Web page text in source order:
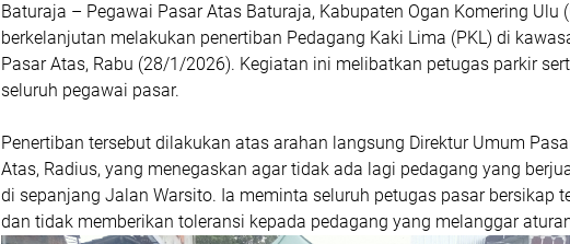
Baturaja – Pegawai Pasar Atas Baturaja, Kabupaten Ogan Komering Ulu
berkelanjutan melakukan penertiban Pedagang Kaki Lima (PKL) di
Pasar Atas, Rabu (28/1/2026). Kegiatan ini melibatkan petugas parkir
seluruh pegawai pasar.
Penertiban tersebut dilakukan atas arahan langsung Direktur Umum
Atas, Radius, yang menegaskan agar tidak ada lagi pedagang yang
di sepanjang Jalan Warsito. Ia meminta seluruh petugas pasar bersikap
dan tidak memberikan toleransi kepada pedagang yang melanggar